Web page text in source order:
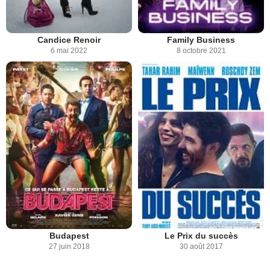
Candice Renoir
6 mai 2022
Family Business
8 octobre 2021
Budapest
27 juin 2018
Le Prix du succès
30 août 2017